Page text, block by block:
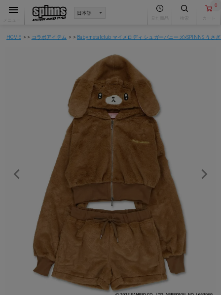
0
HOME コラボアイテム Babymetalclub マイメロディ シュガーバニーズ×SPINNS うさ